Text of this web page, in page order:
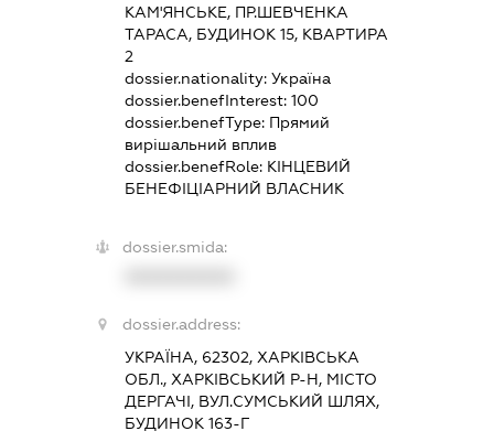
КАМ'ЯНСЬКЕ, ПР.ШЕВЧЕНКА
ТАРАСА, БУДИНОК 15, КВАРТИРА
2
dossier.nationality:Україна
dossier.benefInterest:100
dossier.benefType: Прямий
вирішальний вплив
dossier.benefRole: КІНЦЕВИЙ
БЕНЕФІЦІАРНИЙ ВЛАСНИК
dossier.smida:
dossier.address:
УКРАЇНА, 62302, ХАРКІВСЬКА
ОБЛ., ХАРКІВСЬКИЙ Р-Н, МІСТО
ДЕРГАЧІ, ВУЛ.СУМСЬКИЙ ШЛЯХ,
БУДИНОК 163-Г